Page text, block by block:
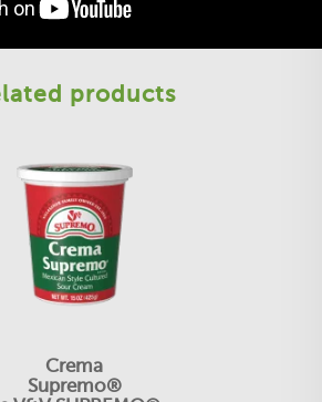
products
Crema
Supremo®